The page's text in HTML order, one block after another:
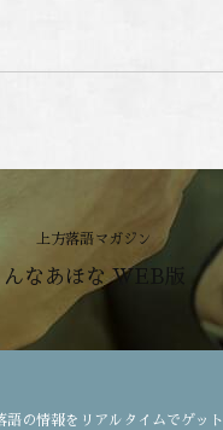
上方落語マガジン
んなあほな WEB版
語の情報をリアルタイムでゲット